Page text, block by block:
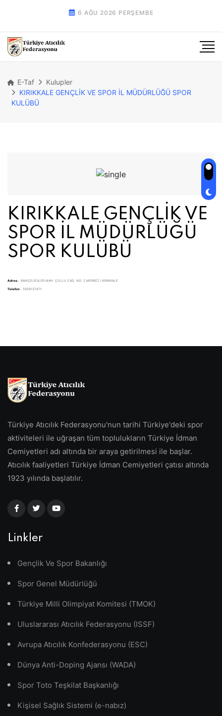
6 AĞU 2026 PERŞEMBE
E-Taf
Kulupler
KIRIKKALE GENÇLİK VE SPOR İL MÜDÜRLÜĞÜ SPOR
KULÜBÜ
KIRIKKALE GENÇLİK VE
SPOR İL MÜDÜRLÜĞÜ
SPOR KULÜBÜ
Adres: BAHÇELİEVLER MAH. ÇULLU CAD. NO: 2 MERKEZ / KIRIKKALE
Telefon: 5058137471
Türkiye Atıcılık Federasyonu'nun tarihi Türkiye'deki spor
aktiviteleri ile uğraşan tüm toplulukların Türkiye İdman
Cemiyetleri adı altında bir araya getirilmesi ile başlar.
Atıcılık faaliyetleri Türkiye İdman Cemiyetleri çatısı altında
1923 yılında başlatılır.
Linkler
Gençlik Ve Spor Bakanlığı
Spor Genel Müdürlüğü
Türkiye Milli Olimpiyat Komitesi (TMOK)
Uluslararası Atıcılık Federasyonu (ISSF)
Avrupa Atıcılık Konfederasyonu (ESC)
Dünya Anti-Doping Ajansı (WADA)
Spor Toto Teşkilat Başkanlığı
Kişisel Sağlık Sistemi (e-nabız)